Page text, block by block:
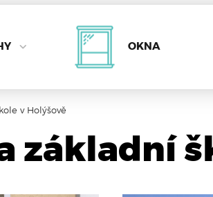
OKNA
v Holýšově
základní